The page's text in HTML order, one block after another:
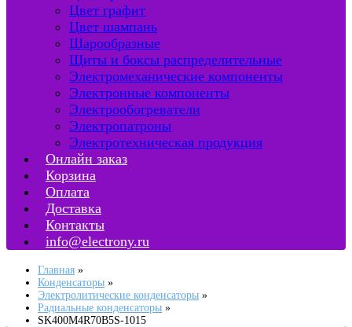
Цвет графит
Цвет шампань
Шарообразные
Щиты и боксы распределительные
Электромеханические компоненты
Электронные компоненты
Электрообогреватели
Электропатроны
Электротехническая продукция
Онлайн заказ
Корзина
Оплата
Доставка
Контакты
info@electrony.ru
Главная
Конденсаторы
Электролитические конденсаторы
Радиальные конденсаторы
SK400M4R70B5S-1015